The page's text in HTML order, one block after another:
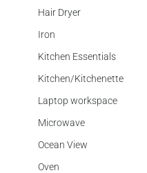
Hair Dryer
Iron
Kitchen Essentials
Kitchen/Kitchenette
Laptop workspace
Microwave
Ocean View
Oven